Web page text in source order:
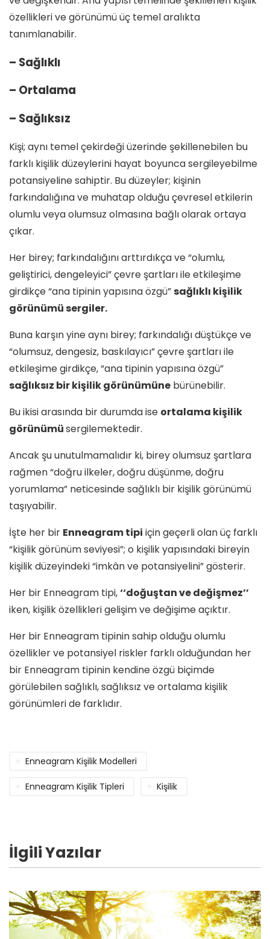
özellikleri ve görünümü üç temel aralıkta
tanımlanabilir.
– Sağlıklı
– Ortalama
– Sağlıksız
Kişi; aynı temel çekirdeği üzerinde şekillenebilen bu
farklı kişilik düzeylerini hayat boyunca sergileyebilme
potansiyeline sahiptir. Bu düzeyler; kişinin
farkındalığına ve muhatap olduğu çevresel etkilerin
olumlu veya olumsuz olmasına bağlı olarak ortaya
çıkar.
Her birey; farkındalığını arttırdıkça ve “olumlu,
geliştirici, dengeleyici” çevre şartları ile etkileşime
girdikçe “ana tipinin yapısına özgü” sağlıklı kişilik
görünümü sergiler.
Buna karşın yine aynı birey; farkındalığı düştükçe ve
“olumsuz, dengesiz, baskılayıcı” çevre şartları ile
etkileşime girdikçe, “ana tipinin yapısına özgü”
sağlıksız bir kişilik görünümüne bürünebilir.
Bu ikisi arasında bir durumda ise ortalama kişilik
görünümüsergilemektedir.
Ancak şu unutulmamalıdır ki, birey olumsuz şartlara
rağmen “doğru ilkeler, doğru düşünme, doğru
yorumlama” neticesinde sağlıklı bir kişilik görünümü
taşıyabilir.
İşte her bir Enneagram tipi için geçerli olan üç farklı
“kişilik görünüm seviyesi”; o kişilik yapısındaki bireyin
kişilik düzeyindeki “imkân ve potansiyelini” gösterir.
Her bir Enneagram tipi,‘‘doğuştan ve değişmez’’
iken, kişilik özellikleri gelişim ve değişime açıktır.
Her bir Enneagram tipinin sahip olduğu olumlu
özellikler ve potansiyel riskler farklı olduğundan her
bir Enneagram tipinin kendine özgü biçimde
görülebilen sağlıklı, sağlıksız ve ortalama kişilik
görünümleri de farklıdır.
Enneagram Kişilik Modelleri
Enneagram Kişilik Tipleri Kişilik
İlgili Yazılar